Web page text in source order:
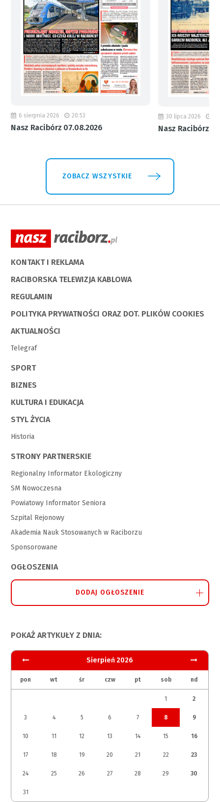
6 sierpnia 2026 20:53
Nasz Racibórz 07.08.2026
30 lipca 2026
Nasz Racibórz
ZOBACZ WSZYSTKIE
KONTAKT I REKLAMA
RACIBORSKA TELEWIZJA KABLOWA
REGULAMIN
POLITYKA PRYWATNOŚCI ORAZ DOT. PLIKÓW COOKIES
AKTUALNOŚCI
Telegraf
SPORT
BIZNES
KULTURA I EDUKACJA
STYL ŻYCIA
Historia
STRONY PARTNERSKIE
Regionalny Informator Ekologiczny
SM Nowoczesna
Powiatowy Informator Seniora
Szpital Rejonowy
Akademia Nauk Stosowanych w Raciborzu
Sponsorowane
OGŁOSZENIA
DODAJ OGŁOSZENIE
POKAŻ ARTYKUŁY Z DNIA:
Sierpień 2026
pon wt śr czw pt sob nd
1 2
3 4 5 6 7 8 9
10 11 12 13 14 15 16
17 18 19 20 21 22 23
24 25 26 27 28 29 30
31